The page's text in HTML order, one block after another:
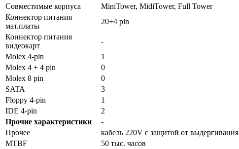
Совместимые корпуса
MiniTower, MidiTower, Full Tower
Коннектор питания
мат.платы
20+4 pin
Коннектор питания
видеокарт
-
Molex 4-pin
1
Molex 4 + 4 pin
0
Molex 8 pin
0
SATA
3
Floppy 4-pin
1
IDE 4-pin
2
Прочие характеристики
-
Прочее
кабель 220V с защитой от выдергивания
MTBF
50 тыс. часов